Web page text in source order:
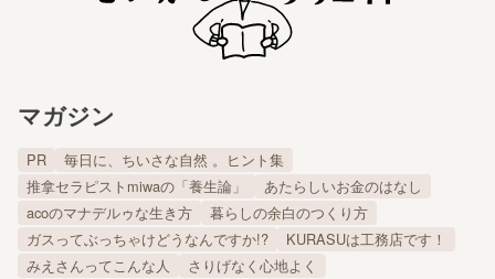
マガジン
PR
毎日に、ちいさな自然 。ヒント集
推拿セラピストmiwaの「養生論」
あたらしいお金のはなし
acoのマナデルゥな生き方
暮らしの余白のつくり方
ガスってぶっちゃけどうなんですか!?
KURASUは工務店です！
みえさんってこんな人
さりげなく心地よく